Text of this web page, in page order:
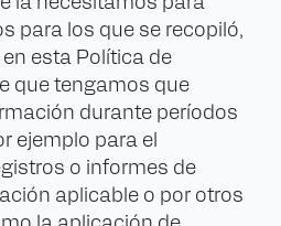
para los que se recopiló,
esta Política de
que tengamos que
durante períodos
ejemplo para el
o informes de
aplicable o por otros